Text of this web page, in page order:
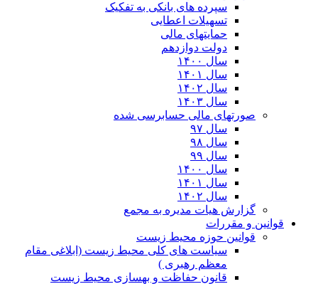
سپرده های بانکی به تفکیک
تسهیلات اعطایی
حمایتهای مالی
دولت دوازدهم
سال ۱۴۰۰
سال ۱۴۰۱
سال ۱۴۰۲
سال ۱۴۰۳
صورتهای مالی حسابرسی شده
سال ۹۷
سال ۹۸
سال ۹۹
سال ۱۴۰۰
سال ۱۴۰۱
سال ۱۴۰۲
گزارش هیات مدیره به مجمع
قوانین و مقررات
قوانین حوزه محیط زیست
ﺳﯿﺎﺳﺖ ﻫﺎی ﮐﻠﯽ ﻣﺤﯿﻂ زﯾﺴﺖ (ابلاغی مقام
معظم رهبری )
قانون حفاظت و بهسازی محیط زیست